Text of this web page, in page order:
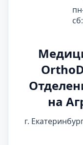
сб:
на
г.